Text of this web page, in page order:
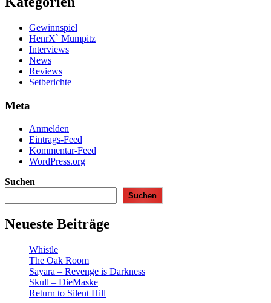
Gewinnspiel
HenrX` Mumpitz
Interviews
News
Reviews
Setberichte
Meta
Anmelden
Eintrags-Feed
Kommentar-Feed
WordPress.org
Suchen
Suchen
Neueste Beiträge
Whistle
The Oak Room
Sayara – Revenge is Darkness
Skull – DieMaske
Return to Silent Hill